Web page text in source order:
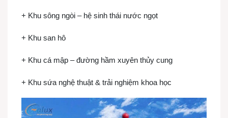
+ Khu sông ngòi – hệ sinh thái nước ngọt
+ Khu san hô
+ Khu cá mập – đường hầm xuyên thủy cung
+ Khu sứa nghệ thuật & trải nghiệm khoa học